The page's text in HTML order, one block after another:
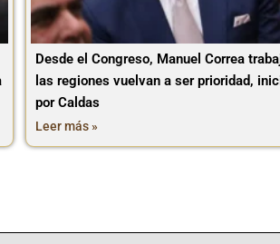
Desde el Congreso, Manuel Correa
las regiones vuelvan a ser prioridad,
por Caldas
Leer más »